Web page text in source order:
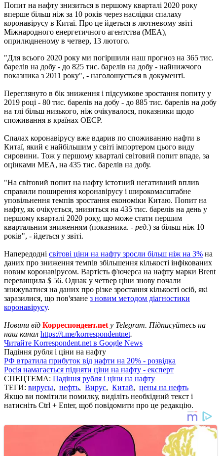
Попит на нафту знизиться в першому кварталі 2020 року
вперше більш ніж за 10 років через наслідки спалаху
коронавірусу в Китаї. Про це йдеться в лютневому звіті
Міжнародного енергетичного агентства (МЕА),
оприлюдненому в четвер, 13 лютого.
"Для всього 2020 року ми погіршили наш прогноз на 365 тис.
барелів на добу - до 825 тис. барелів на добу - найнижчого
показника з 2011 року", - наголошується в документі.
Переглянуто в бік зниження і підсумкове зростання попиту у
2019 році - 80 тис. барелів на добу - до 885 тис. барелів на добу
на тлі більш низького, ніж очікувалося, показники щодо
споживання в країнах ОЕСР.
Спалах коронавірусу вже вдарив по споживанню нафти в
Китаї, який є найбільшим у світі імпортером цього виду
сировини. Тож у першому кварталі світовий попит впаде, за
оцінками МЕА, на 435 тис. барелів на добу.
"На світовий попит на нафту істотний негативний вплив
справили поширення коронавірусу і широкомасштабне
уповільнення темпів зростання економіки Китаю. Попит на
нафту, як очікується, знизиться на 435 тис. барелів на день у
першому кварталі 2020 року, що може стати першим
квартальним зниженням (показника. - ред.) за більш ніж 10
років", - йдеться у звіті.
Напередодні світові ціни на нафту зросли більш ніж на 3% на
даних про зниження темпів збільшення кількості інфікованих
новим коронавірусом. Вартість ф'ючерса на нафту марки Brent
перевищила $ 56. Однак у четвер ціни знову почали
знижуватися на даних про різке зростання кількості осіб, які
заразилися, що пов'язане з новим методом діагностики
коронавірусу.
Новини від Корреспондент.net у Telegram. Підписуйтесь на
наш канал https://t.me/korrespondentnet.
Читайте Korrespondent.net в Google News
Падіння рубля і ціни на нафту
РФ втратила прибуток від нафти на 20% - розвідка
Росія намагається підняти ціни на нафту - експерт
СПЕЦТЕМА: Падіння рубля і ціни на нафту
ТЕГИ: вирусы, нефть, Вирус, Китай, цены на нефть
Якщо ви помітили помилку, виділіть необхідний текст і
натисніть Ctrl + Enter, щоб повідомити про це редакцію.